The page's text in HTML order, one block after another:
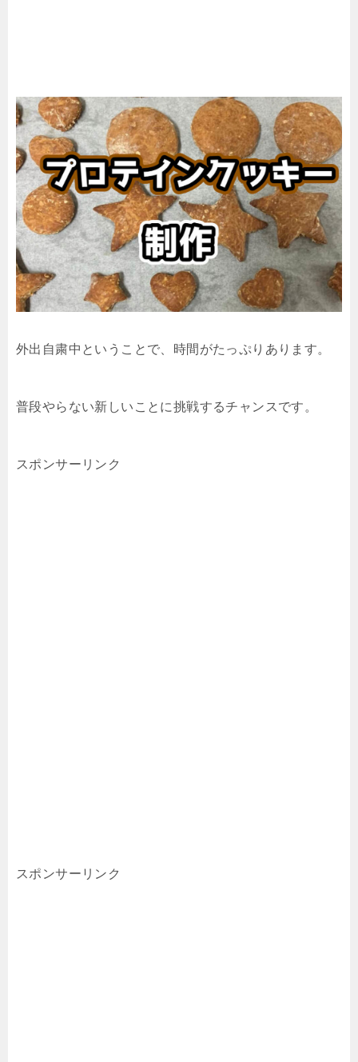
外出自粛中ということで、時間がたっぷりあります。
普段やらない新しいことに挑戦するチャンスです。
スポンサーリンク
スポンサーリンク